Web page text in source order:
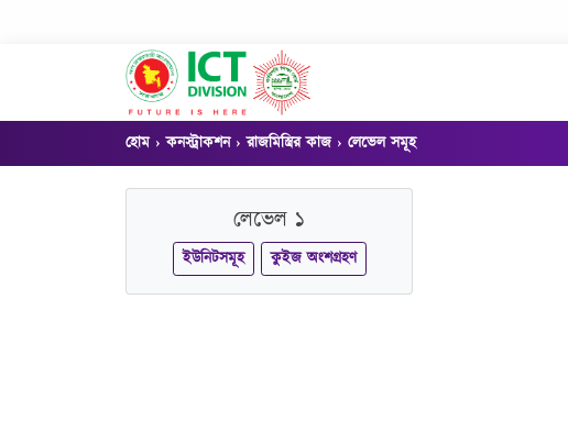
হোম কনস্ট্রাকশন রাজমিস্ত্রির কাজ লেভেল সমূহ
লেভেল ১
ইউনিটসমূহ কুইজ অংশগ্রহণ